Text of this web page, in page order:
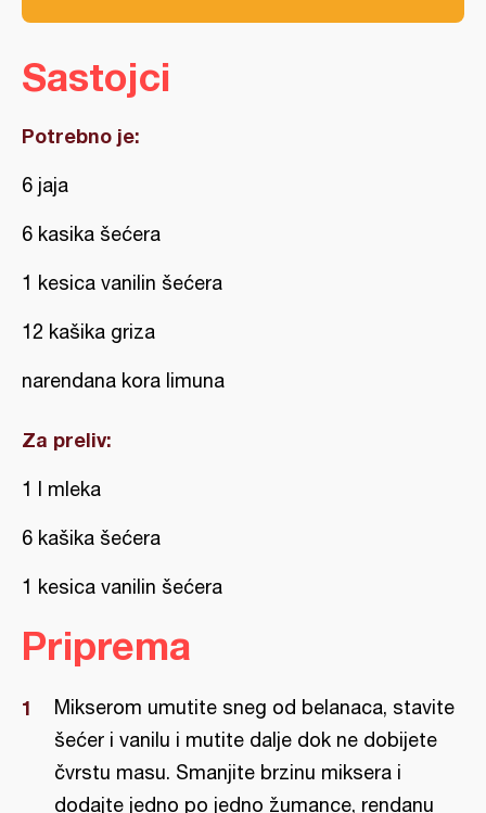
Sastojci
Potrebno je:
6 jaja
6 kasika šećera
1 kesica vanilin šećera
12 kašika griza
narendana kora limuna
Za preliv:
1 l mleka
6 kašika šećera
1 kesica vanilin šećera
Priprema
Mikserom umutite sneg od belanaca, stavite
šećer i vanilu i mutite dalje dok ne dobijete
čvrstu masu. Smanjite brzinu miksera i
dodajte jedno po jedno žumance, rendanu